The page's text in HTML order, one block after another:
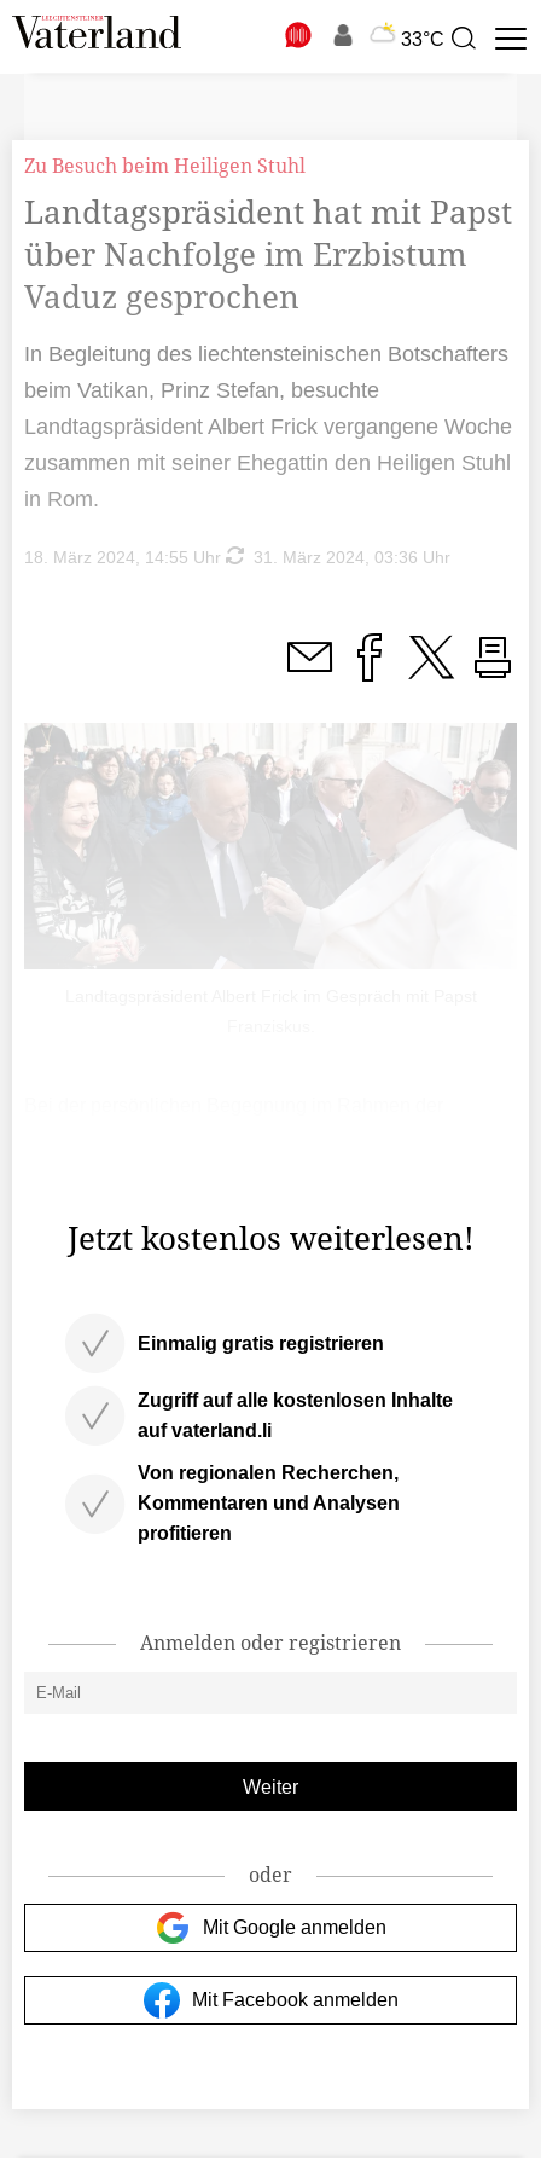
33°C
Suchbegriff
Zu Besuch beim Heiligen Stuhl
Landtagspräsident hat mit Papst
über Nachfolge im Erzbistum
Vaduz gesprochen
In Begleitung des liechtensteinischen Botschafters
beim Vatikan, Prinz Stefan, besuchte
Landtagspräsident Albert Frick vergangene Woche
zusammen mit seiner Ehegattin den Heiligen Stuhl
in Rom.
18. März 2024, 14:55 Uhr 31. März 2024, 03:36 Uhr
Jetzt kostenlos weiterlesen!
Einmalig gratis registrieren
Zugriff auf alle kostenlosen Inhalte
auf vaterland.li
Von regionalen Recherchen,
Kommentaren und Analysen
profitieren
Anmelden oder registrieren
oder
Mit Google anmelden
Mit Facebook anmelden